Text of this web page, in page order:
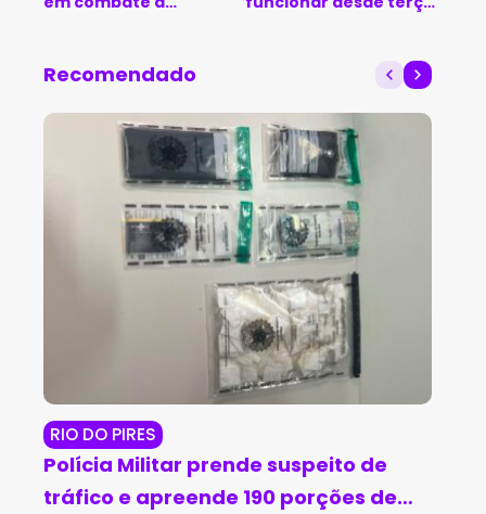
Recomendado
RIO DO PIRES
Polícia Militar prende suspeito de
tráfico e apreende 190 porções de